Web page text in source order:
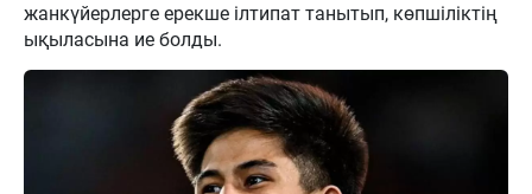
жанкүйерлерге ерекше ілтипат танытып, көпшіліктің
ықыласына ие болды.